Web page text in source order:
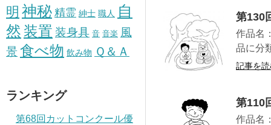
明 神秘精霊 紳士 職人
自
然 装置 装身具 音 音楽 風
景 食べ物 飲み物 Ｑ＆Ａ
ランキング
第68回カットコンクール優
第130
作品名
品に分
記事を
第110
作品名